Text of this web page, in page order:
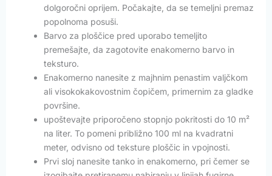
dolgoročni oprijem. Počakajte, da se temeljni premaz
popolnoma posuši.
Barvo za ploščice pred uporabo temeljito
premešajte, da zagotovite enakomerno barvo in
teksturo.
Enakomerno nanesite z majhnim penastim valjčkom
ali visokokakovostnim čopičem, primernim za gladke
površine.
upoštevajte priporočeno stopnjo pokritosti do 10 m²
na liter. To pomeni približno 100 ml na kvadratni
meter, odvisno od teksture ploščic in vpojnosti.
Prvi sloj nanesite tanko in enakomerno, pri čemer se